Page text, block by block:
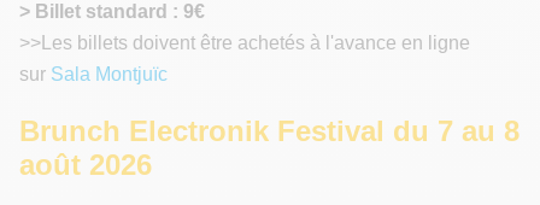
> Billet standard : 9€
>>Les billets doivent être achetés à l'avance en ligne
sur Sala Montjuïc
Brunch Electronik Festival du 7 au 8
août 2026